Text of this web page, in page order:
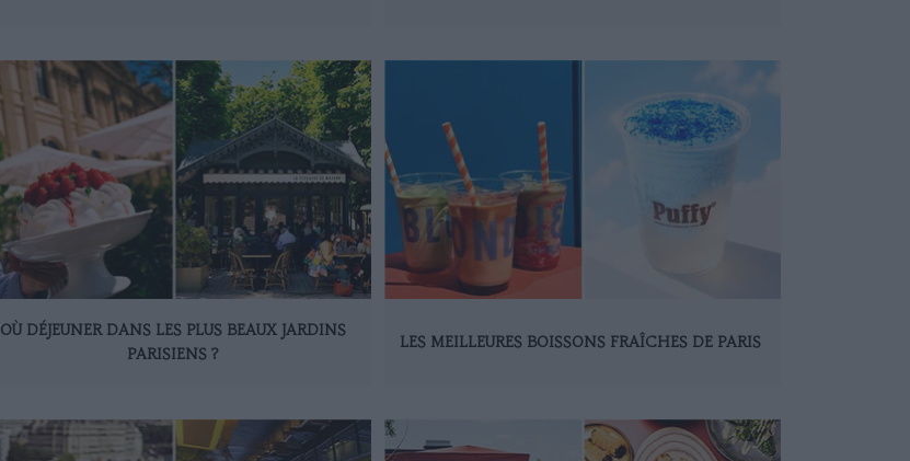
OÙ DÉJEUNER DANS LES PLUS BEAUX JARDINS
PARISIENS ?
LES MEILLEURES BOISSONS FRAÎCHES DE PARIS